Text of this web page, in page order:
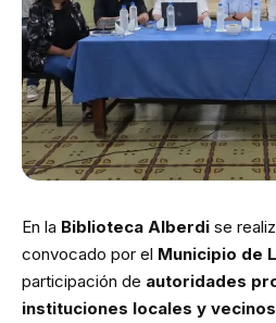
En la Biblioteca Alberdi se
convocado por el Municipio de
participación de autoridades
instituciones locales y vecinos